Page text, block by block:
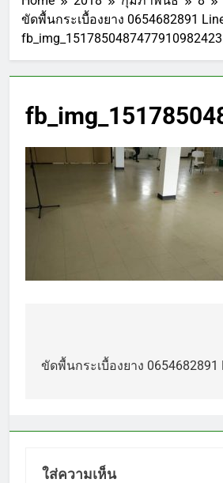
ขัดพื้นกระเบื้องยาง 0654682891
เรื่อง
ขัดพื้นกระเบื้องยาง 0654682891
ใส่ความเห็น